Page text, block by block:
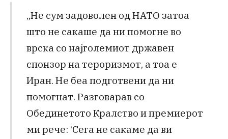
„Не сум задоволен од НАТО затоа
што не сакаше да ни помогне во
врска со најголемиот државен
спонзор на тероризмот, а тоа е
Иран. Не беа подготвени да ни
помогнат. Разговарав со
Обединетото Кралство и премиерот
ми рече: ‘Сега не сакаме да ви